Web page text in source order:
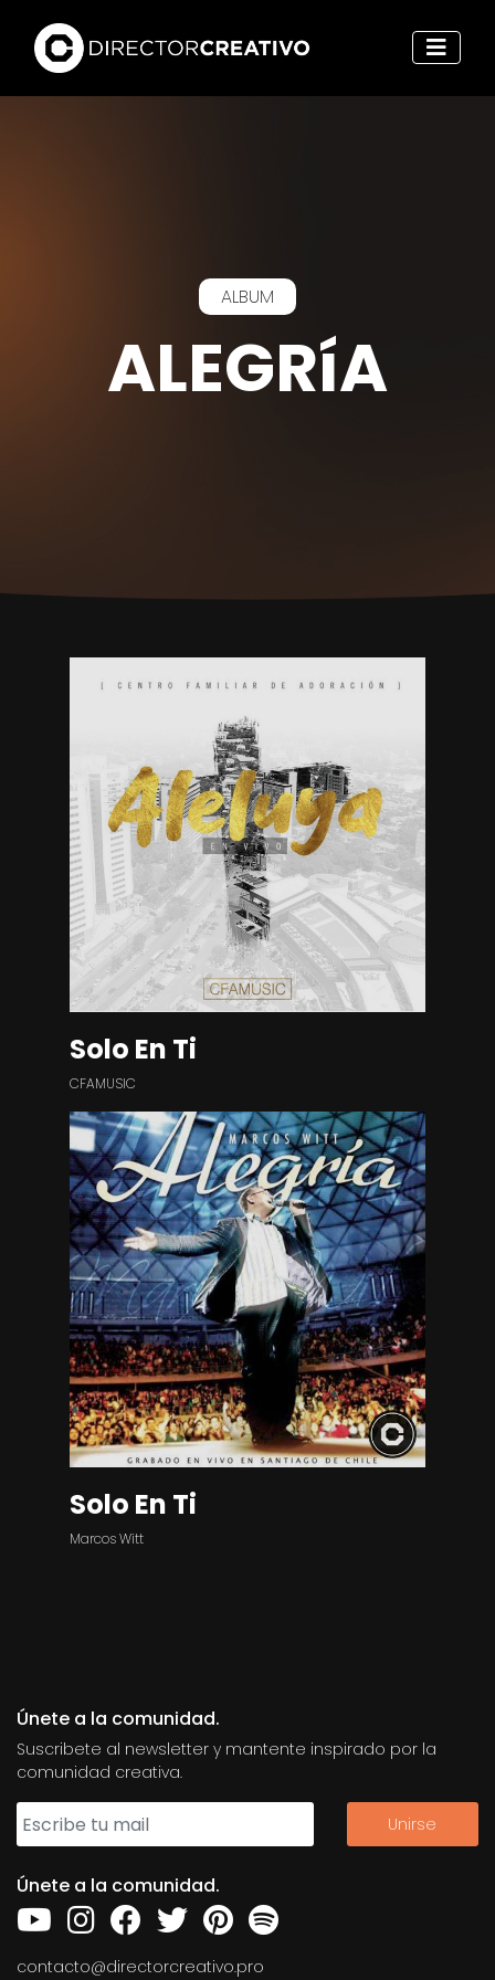
ALBUM
ALEGRíA
Solo En Ti
CFAMUSIC
Solo En Ti
Marcos Witt
Únete a la comunidad.
Suscribete al newsletter y mantente inspirado por la
comunidad creativa.
Únete a la comunidad.
contacto@directorcreativo.pro